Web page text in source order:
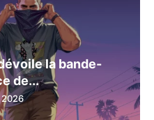
la bande-
de...